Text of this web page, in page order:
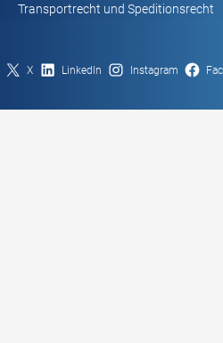
Transportrecht und Speditionsrecht
X LinkedIn Instagram